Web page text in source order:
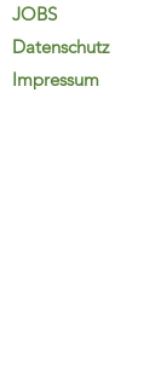
JOBS
Datenschutz
Impressum